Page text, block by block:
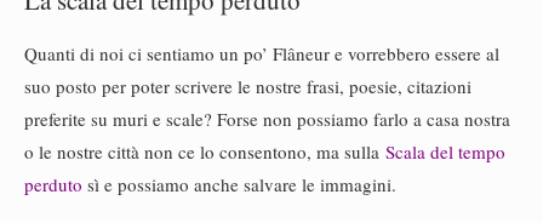
Quanti di noi ci sentiamo un po’ Flâneur e vorrebbero essere al
suo posto per poter scrivere le nostre frasi, poesie, citazioni
preferite su muri e scale? Forse non possiamo farlo a casa nostra
o le nostre città non ce lo consentono, ma sulla Scala del tempo
perduto sì e possiamo anche salvare le immagini.